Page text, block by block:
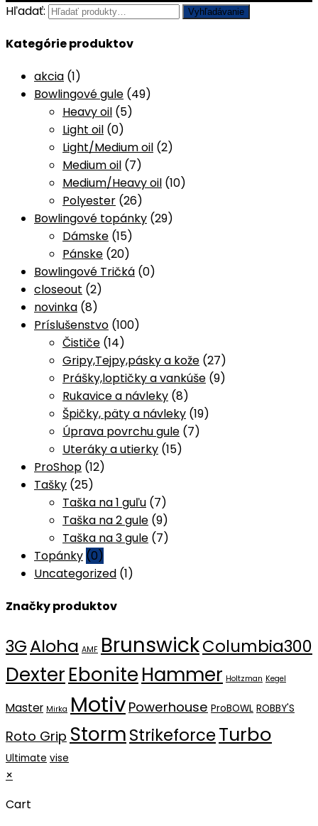
Hľadať:
Vyhľadávanie
Kategórie produktov
akcia (1)
Bowlingové gule (49)
Heavy oil (5)
Light oil (0)
Light/Medium oil (2)
Medium oil (7)
Medium/Heavy oil (10)
Polyester (26)
Bowlingové topánky (29)
Dámske (15)
Pánske (20)
Bowlingové Tričká (0)
closeout (2)
novinka (8)
Príslušenstvo (100)
Čističe (14)
Gripy,Tejpy,pásky a kože (27)
Prášky,loptičky a vankúše (9)
Rukavice a návleky (8)
Špičky, päty a návleky (19)
Úprava povrchu gule (7)
Uteráky a utierky (15)
ProShop (12)
Tašky (25)
Taška na 1 guľu (7)
Taška na 2 gule (9)
Taška na 3 gule (7)
Topánky (0)
Uncategorized (1)
Značky produktov
3GAloha AMF BrunswickColumbia300
DexterEboniteHammer Holtzman Kegel
Master Mirka Motiv Powerhouse ProBOWL ROBBY'S
Roto Grip StormStrikeforceTurbo
Ultimate vise
×
Cart